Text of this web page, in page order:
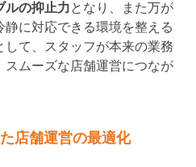
ルの抑止力となり、また万が
に対応できる環境を整える
て、スタッフが本来の業務
スムーズな店舗運営につなが
店舗運営の最適化